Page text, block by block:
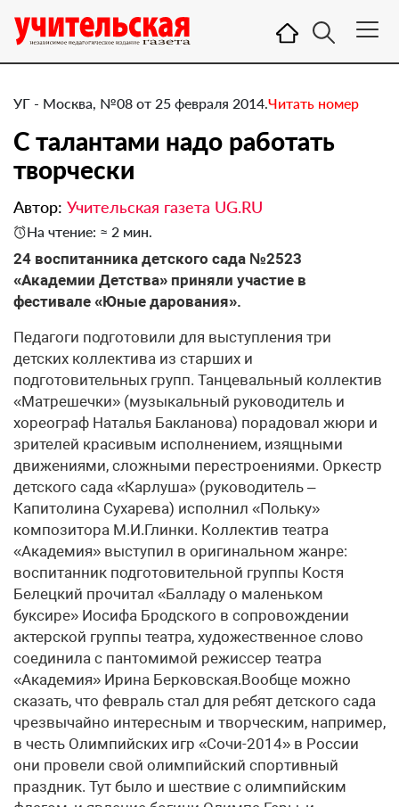
УГ - Москва, №08 от 25 февраля 2014.Читать номер
С талантами надо работать
творчески
Автор: Учительская газета UG.RU
На чтение: ≈ 2 мин.
​24 воспитанника детского сада №2523
«Академии Детства» приняли участие в
фестивале «Юные дарования».
Педагоги подготовили для выступления три
детских коллектива из старших и
подготовительных групп. Танцевальный коллектив
«Матрешечки» (музыкальный руководитель и
хореограф Наталья Бакланова) порадовал жюри и
зрителей красивым исполнением, изящными
движениями, сложными перестроениями. Оркестр
детского сада «Карлуша» (руководитель –
Капитолина Сухарева) исполнил «Польку»
композитора М.И.Глинки. Коллектив театра
«Академия» выступил в оригинальном жанре:
воспитанник подготовительной группы Костя
Белецкий прочитал «Балладу о маленьком
буксире» Иосифа Бродского в сопровождении
актерской группы театра, художественное слово
соединила с пантомимой режиссер театра
«Академия» Ирина Берковская.Вообще можно
сказать, что февраль стал для ребят детского сада
чрезвычайно интересным и творческим, например,
в честь Олимпийских игр «Сочи-2014» в России
они провели свой олимпийский спортивный
праздник. Тут было и шествие с олимпийским